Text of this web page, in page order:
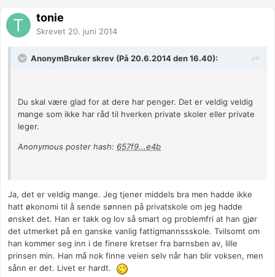
tonie
Skrevet 20. juni 2014
AnonymBruker skrev (På 20.6.2014 den 16.40):
Du skal være glad for at dere har penger. Det er veldig veldig
mange som ikke har råd til hverken private skoler eller private
leger.
Anonymous poster hash: 657f9...e4b
Ja, det er veldig mange. Jeg tjener middels bra men hadde ikke
hatt økonomi til å sende sønnen på privatskole om jeg hadde
ønsket det. Han er takk og lov så smart og problemfri at han gjør
det utmerket på en ganske vanlig fattigmannssskole. Tvilsomt om
han kommer seg inn i de finere kretser fra barnsben av, lille
prinsen min. Han må nok finne veien selv når han blir voksen, men
sånn er det. Livet er hardt.